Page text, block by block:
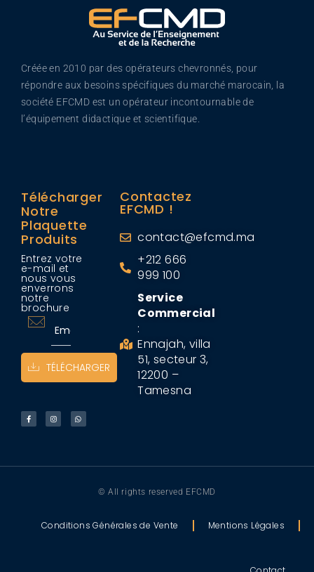
Créée en 2010 par des opérateurs chevronnés, pour
répondre aux besoins spécifiques du marché marocain, la
société EFCMD est un opérateur incontournable de
l’équipement didactique et scientifique.
Télécharger
Notre
Plaquette
Produits
Entrez votre
e-mail et
nous vous
enverrons
notre
brochure
TÉLÉCHARGER
Contactez
EFCMD !
contact@efcmd.ma
+212 666
999 100
Service
Commercial
:
Ennajah, villa
51, secteur 3,
12200 –
Tamesna
© All rights reserved EFCMD
Conditions Générales de Vente Mentions Légales